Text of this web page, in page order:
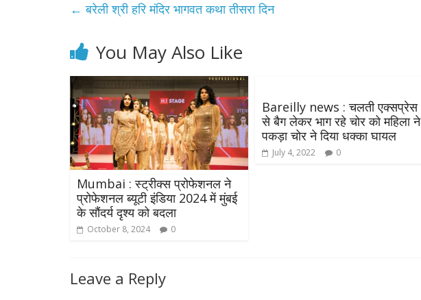
← बरेली श्री हरि मंदिर भागवत कथा तीसरा दिन
You May Also Like
Mumbai : स्ट्रीक्स प्रोफेशनल ने
प्रोफेशनल ब्यूटी इंडिया 2024 में मुंबई
के सौंदर्य दृश्य को बदला
October 8, 2024 0
Bareilly news : चलती एक्सप्रेस
से बैग लेकर भाग रहे चोर को महिला ने
पकड़ा चोर ने दिया धक्का घायल
July 4, 2022 0
Leave a Reply